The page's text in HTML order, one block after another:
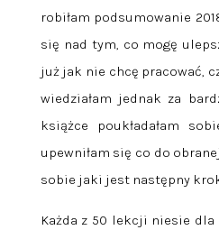
robiłam podsumowanie
się nad tym, co mogę
już jak nie chcę pracować,
wiedziałam jednak za
książce poukładałam
upewniłam się co do
sobie jaki jest następny
Każda z 50 lekcji niesie